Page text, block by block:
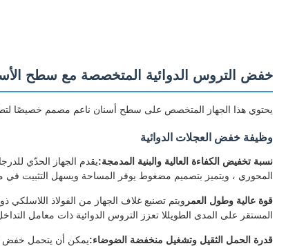
خفض التروس الدوائية المتخصصة مع سطح
يحتوي هذا الجهاز المتخصص على سطح أسنان ناعم مصمم خصيصًا
وظيفة خفض العجلات الدوائية
نسبة تخفيض الكفاءة العالية والبنية المدمجة:
المحوري ، ويتميز بتصميم مضغوط يوفر المساحة ويسهل التثبيت في
قوة عالية وطول العمر ويتم تصنيع غلاف الجهاز من الفولاذ اللاسلكي
المستقر على المدى الطويللا تعزز التروس الدوائية ذات معامل
قدرة الحمل الثقيل وتشغيل منخفضة الضوضاء:يمكن أن يتحمل خفض